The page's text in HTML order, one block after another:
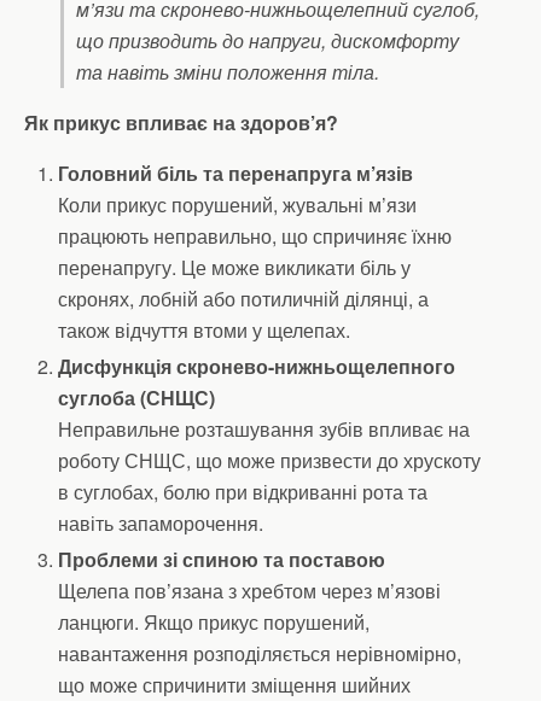
м’язи та скронево-нижньощелепний суглоб,
що призводить до напруги, дискомфорту
та навіть зміни положення тіла.
Як прикус впливає на здоров’я?
Головний біль та перенапруга м’язів
Коли прикус порушений, жувальні м’язи
працюють неправильно, що спричиняє їхню
перенапругу. Це може викликати біль у
скронях, лобній або потиличній ділянці, а
також відчуття втоми у щелепах.
Дисфункція скронево-нижньощелепного
суглоба (СНЩС)
Неправильне розташування зубів впливає на
роботу СНЩС, що може призвести до хрускоту
в суглобах, болю при відкриванні рота та
навіть запаморочення.
Проблеми зі спиною та поставою
Щелепа пов’язана з хребтом через м’язові
ланцюги. Якщо прикус порушений,
навантаження розподіляється нерівномірно,
що може спричинити зміщення шийних